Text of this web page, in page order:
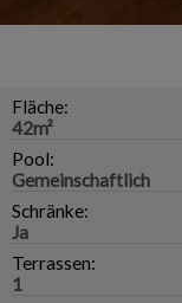
Fläche:
42m²
Pool:
Gemeinschaftlich
Schränke:
Ja
Terrassen:
1